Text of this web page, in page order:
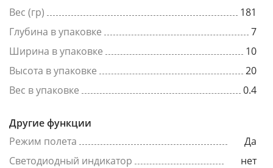
Вес (гр)
181
Глубина в упаковке
7
Ширина в упаковке
10
Высота в упаковке
20
Вес в упаковке
0.4
Другие функции
Режим полета
Да
Светодиодный индикатор
нет